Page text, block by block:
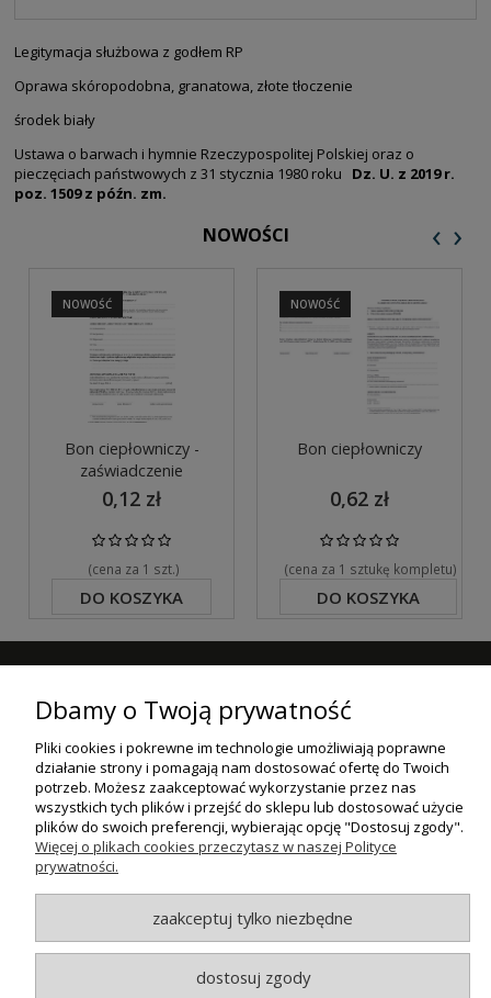
Legitymacja służbowa z godłem RP
Oprawa skóropodobna, granatowa, złote tłoczenie
środek biały
Ustawa o barwach i hymnie Rzeczypospolitej Polskiej oraz o
pieczęciach państwowych z 31 stycznia 1980 roku Dz. U. z 2019 r.
poz. 1509 z późn. zm.
NOWOŚCI
Bon ciepłowniczy -
zaświadczenie
0,12 zł
(cena za 1 szt.)
DO KOSZYKA
NOWOŚĆ
Bon ciepłowniczy
0,62 zł
(cena za 1 sztukę kompletu)
DO KOSZYKA
NOWOŚĆ
‹ ›
ZAPISZ SIĘ DO NASZEGO NEWSLETTERA
ZAKUPY
POMOC
INFORMACJE
Wszystkie prawa zastrzeżone.
Dbamy o Twoją prywatność
Pliki cookies i pokrewne im technologie umożliwiają poprawne
działanie strony i pomagają nam dostosować ofertę do Twoich
potrzeb. Możesz zaakceptować wykorzystanie przez nas
wszystkich tych plików i przejść do sklepu lub dostosować użycie
plików do swoich preferencji, wybierając opcję "Dostosuj zgody".
Więcej o plikach cookies przeczytasz w naszej Polityce
prywatności.
zaakceptuj tylko niezbędne
dostosuj zgody